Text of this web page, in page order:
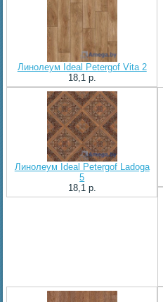
Линолеум Ideal Petergof Vita 2
18,1 p.
Линолеум Ideal Petergof Ladoga
5
18,1 p.